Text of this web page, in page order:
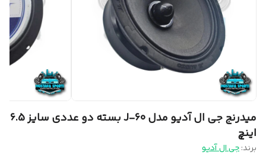
میدرنج جی ال آدیو مدل J-60 بسته دو عددی سایز 6.5
اینچ
برند:جی ال آدیو